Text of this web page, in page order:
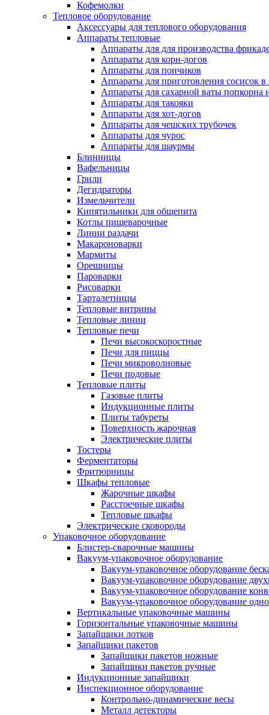
Кофемолки
Тепловое оборудование
Аксессуары для теплового оборудования
Аппараты тепловые
Аппараты для для производства
Аппараты для корн-догов
Аппараты для пончиков
Аппараты для приготовления сосисок в
Аппараты для сахарной ваты попкорна
Аппараты для такояки
Аппараты для хот-догов
Аппараты для чешских трубочек
Аппараты для чурос
Аппараты для шаурмы
Блинницы
Вафельницы
Грили
Дегидраторы
Измельчители
Кипятильники для общепита
Котлы пищеварочные
Линии раздачи
Макароноварки
Мармиты
Орешницы
Пароварки
Рисоварки
Тарталетницы
Тепловые витрины
Тепловые линии
Тепловые печи
Печи высокоскоростные
Печи для пиццы
Печи микроволновые
Печи подовые
Тепловые плиты
Газовые плиты
Индукционные плиты
Плиты табуреты
Поверхность жарочная
Электрические плиты
Тостеры
Ферментаторы
Фритюрницы
Шкафы тепловые
Жарочные шкафы
Расстоечные шкафы
Тепловые шкафы
Электрические сковороды
Упаковочное оборудование
Блистер-сварочные машины
Вакуум-упаковочное оборудование
Вакуум-упаковочное оборудование
Вакуум-упаковочное оборудование
Вакуум-упаковочное оборудование
Вакуум-упаковочное оборудование
Вертикальные упаковочные машины
Горизонтальные упаковочные машины
Запайщики лотков
Запайщики пакетов
Запайщики пакетов ножные
Запайщики пакетов ручные
Индукционные запайщики
Инспекционное оборудование
Контрольно-динамические весы
Металл детекторы